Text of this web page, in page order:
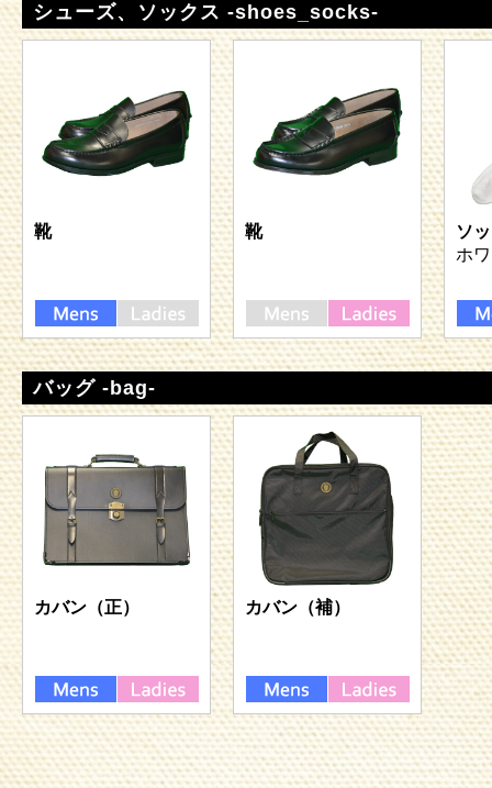
シューズ、ソックス -shoes_socks-
靴 靴
ソ
ホ
バッグ -bag-
カバン（正） カバン（補）